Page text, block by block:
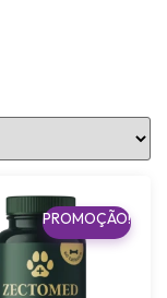
PROMOÇÃO!